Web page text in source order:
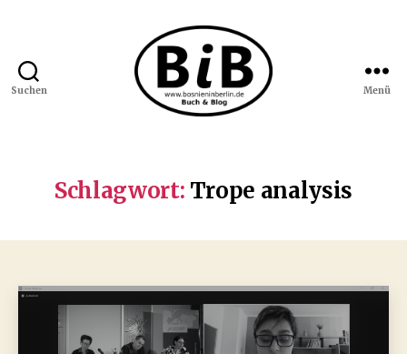
Suchen Menü
Schlagwort: Trope analysis